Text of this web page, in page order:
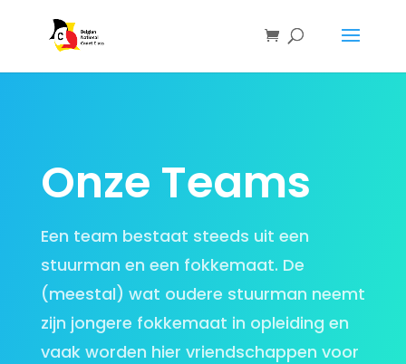
Onze Teams
Een team bestaat steeds uit een
stuurman en een fokkemaat. De
(meestal) wat oudere stuurman neemt
zijn jongere fokkemaat in opleiding en
vaak worden hier vriendschappen voor